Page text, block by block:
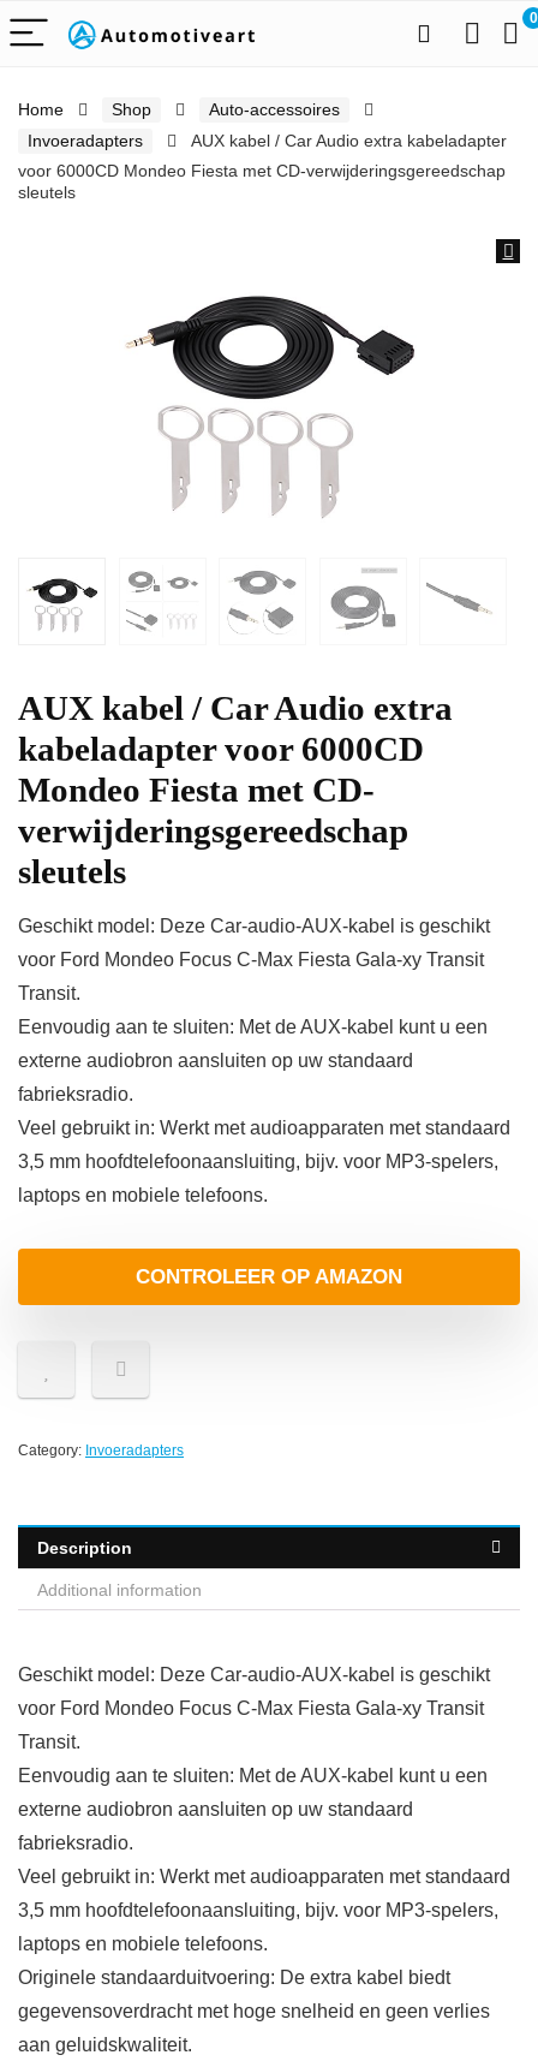
0
Home Shop
Auto-accessoires
Invoeradapters
AUX kabel / Car Audio extra kabeladapter
voor 6000CD Mondeo Fiesta met CD-verwijderingsgereedschap
sleutels
AUX kabel / Car Audio extra
kabeladapter voor 6000CD
Mondeo Fiesta met CD-
verwijderingsgereedschap
sleutels
Geschikt model: Deze Car-audio-AUX-kabel is geschikt
voor Ford Mondeo Focus C-Max Fiesta Gala-xy Transit
Transit.
Eenvoudig aan te sluiten: Met de AUX-kabel kunt u een
externe audiobron aansluiten op uw standaard
fabrieksradio.
Veel gebruikt in: Werkt met audioapparaten met standaard
3,5 mm hoofdtelefoonaansluiting, bijv. voor MP3-spelers,
laptops en mobiele telefoons.
CONTROLEER OP AMAZON
Category: Invoeradapters
Description
Additional information
Geschikt model: Deze Car-audio-AUX-kabel is geschikt
voor Ford Mondeo Focus C-Max Fiesta Gala-xy Transit
Transit.
Eenvoudig aan te sluiten: Met de AUX-kabel kunt u een
externe audiobron aansluiten op uw standaard
fabrieksradio.
Veel gebruikt in: Werkt met audioapparaten met standaard
3,5 mm hoofdtelefoonaansluiting, bijv. voor MP3-spelers,
laptops en mobiele telefoons.
Originele standaarduitvoering: De extra kabel biedt
gegevensoverdracht met hoge snelheid en geen verlies
aan geluidskwaliteit.